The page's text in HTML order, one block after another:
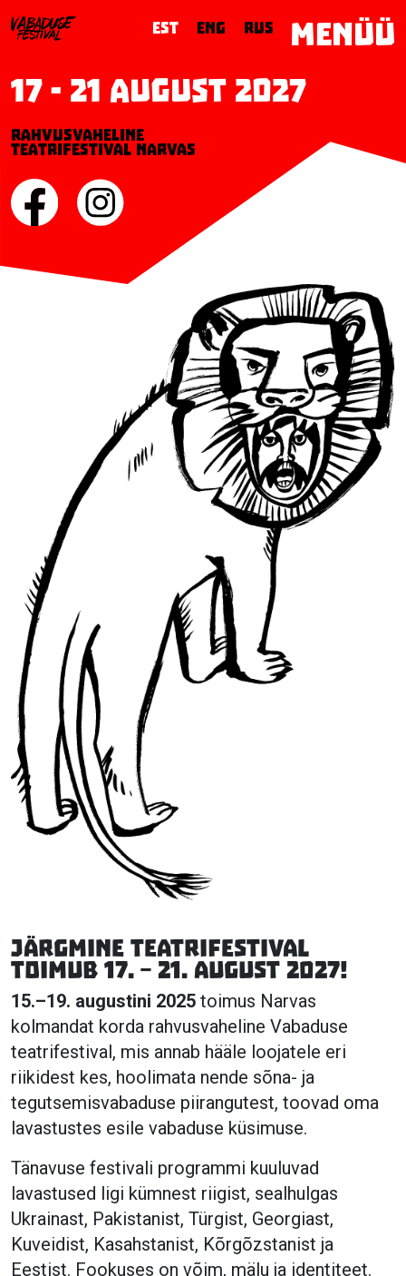
17 - 21 August 2027
Rahvusvaheline
teatrifestival Narvas
EST ENG RUS MENÜÜ
Järgmine TEATRIfestival
toimub 17. – 21. august 2027!
15.–19. augustini 2025 toimus Narvas
kolmandat korda rahvusvaheline Vabaduse
teatrifestival, mis annab hääle loojatele eri
riikidest kes, hoolimata nende sõna- ja
tegutsemisvabaduse piirangutest, toovad oma
lavastustes esile vabaduse küsimuse.
Tänavuse festivali programmi kuuluvad
lavastused ligi kümnest riigist, sealhulgas
Ukrainast, Pakistanist, Türgist, Georgiast,
Kuveidist, Kasahstanist, Kõrgõzstanist ja
Eestist. Fookuses on võim, mälu ja identiteet.